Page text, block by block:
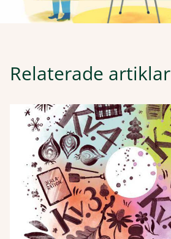
Relaterade artiklar